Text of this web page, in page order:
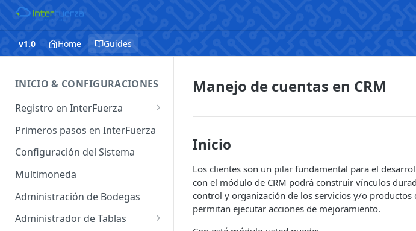
v1.0 Home Guides
INICIO & CONFIGURACIONES
Registro en InterFuerza
Iniciar Sesión en InterFuerza
Recuperar Contraseña
Cómo pagar en línea sus
Primeros pasos en InterFuerza
Configuración del Sistema
Multimoneda
Administración de Bodegas
Administrador de Tablas
Manejo de cuentas en CRM
Inicio
Los clientes son un pilar fundamental para el
con el módulo de CRM podrá construir vínculos
control y organización de los servicios y/o productos
permitan ejecutar acciones de mejoramiento.